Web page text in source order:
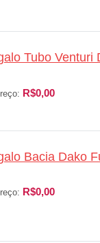
Tubo Venturi
R$0,00
Bacia Dako
R$0,00